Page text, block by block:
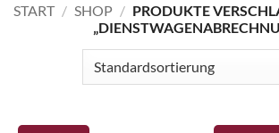
START / SHOP / PRODUKTE